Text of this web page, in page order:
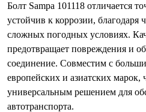
Болт Sampa 101118 отличается
устойчив к коррозии, благодаря
сложных погодных условиях.
предотвращает повреждения и
соединение. Совместим с
европейских и азиатских марок,
универсальным решением для
автотранспорта.